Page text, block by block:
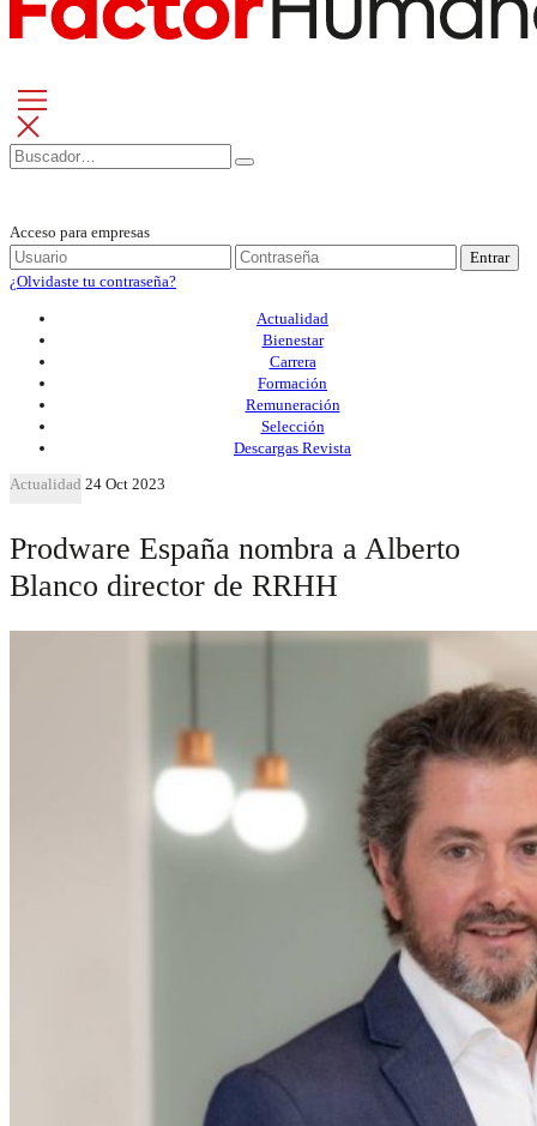
Acceso para empresas
Entrar
¿Olvidaste tu contraseña?
Actualidad
Bienestar
Carrera
Formación
Remuneración
Selección
Descargas Revista
Actualidad 24 Oct 2023
Prodware España nombra a Alberto
Blanco director de RRHH